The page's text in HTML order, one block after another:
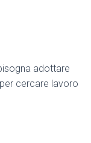
adottare
cercare lavoro